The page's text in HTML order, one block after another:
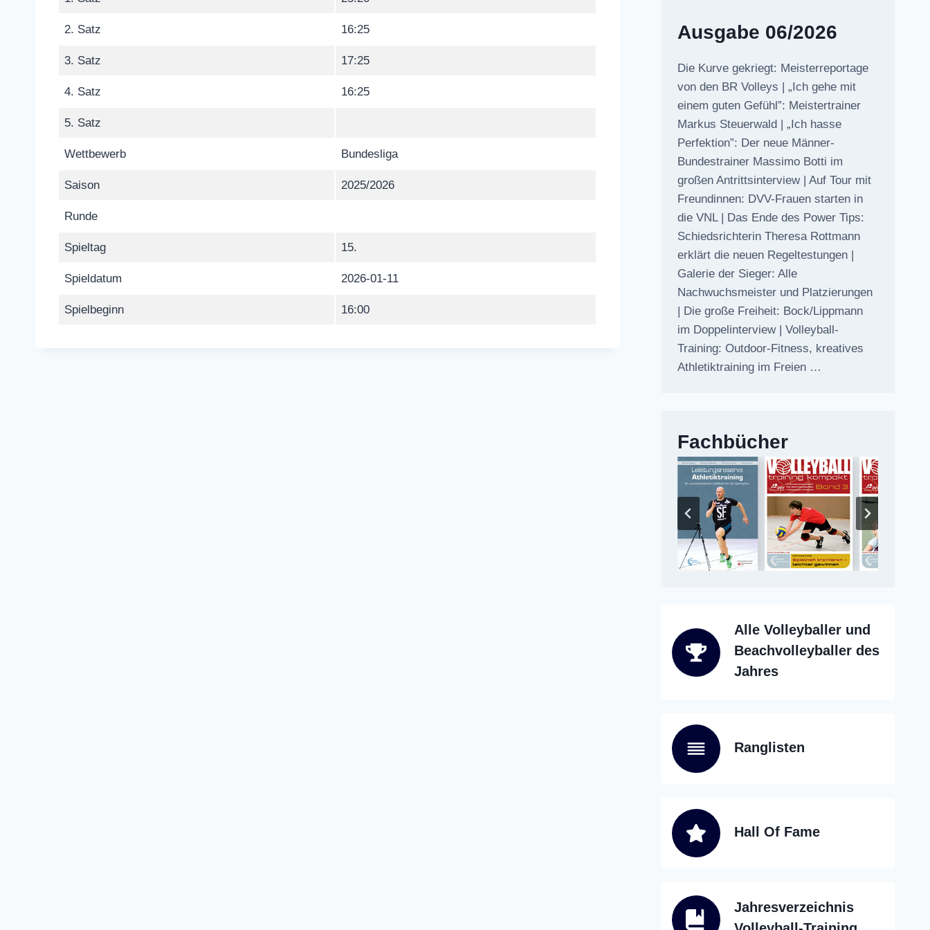
2. Satz 16:25
3. Satz 17:25
4. Satz 16:25
5. Satz
Wettbewerb Bundesliga
Saison 2025/2026
Runde
Spieltag 15.
Spieldatum 2026-01-11
Spielbeginn 16:00
Ausgabe 06/2026
Die Kurve gekriegt: Meisterreportage
von den BR Volleys | „Ich gehe mit
einem guten Gefühl”: Meistertrainer
Markus Steuerwald | „Ich hasse
Perfektion”: Der neue Männer-
Bundestrainer Massimo Botti im
großen Antrittsinterview | Auf Tour mit
Freundinnen: DVV-Frauen starten in
die VNL | Das Ende des Power Tips:
Schiedsrichterin Theresa Rottmann
erklärt die neuen Regeltestungen |
Galerie der Sieger: Alle
Nachwuchsmeister und Platzierungen
| Die große Freiheit: Bock/Lippmann
im Doppelinterview | Volleyball-
Training: Outdoor-Fitness, kreatives
Athletiktraining im Freien …
Fachbücher
Alle Volleyballer und
Beachvolleyballer des
Jahres
Ranglisten
Hall Of Fame
Jahresverzeichnis